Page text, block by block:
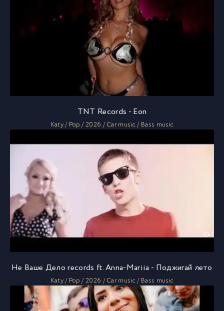
TNT Records - Eon
Katy / Pop / 2026 / Car music / Bass music
Не Ваше Дело records ft. Anna-Mariia - Поджигай лето
Katy / Pop / 2026 / Car music / Bass music